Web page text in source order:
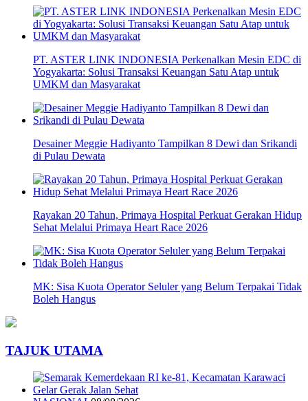
PT. ASTER LINK INDONESIA Perkenalkan Mesin EDC di
Yogyakarta: Solusi Transaksi Keuangan Satu Atap untuk
UMKM dan Masyarakat
Desainer Meggie Hadiyanto Tampilkan 8 Dewi dan Srikandi
di Pulau Dewata
Rayakan 20 Tahun, Primaya Hospital Perkuat Gerakan Hidup
Sehat Melalui Primaya Heart Race 2026
MK: Sisa Kuota Operator Seluler yang Belum Terpakai Tidak
Boleh Hangus
TAJUK UTAMA